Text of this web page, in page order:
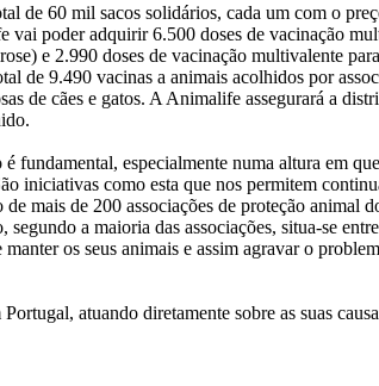
de 60 mil sacos solidários, cada um com o
poder adquirir 6.500 doses de vacinação
e 2.990 doses de vacinação multivalente
de 9.490 vacinas a animais acolhidos por
de cães e gatos. A Animalife assegurará a
especialmente numa altura em
iniciativas como esta que nos permitem
mais de 200 associações de proteção animal
a maioria das associações, situa-se
os seus animais e assim agravar o
atuando diretamente sobre as suas